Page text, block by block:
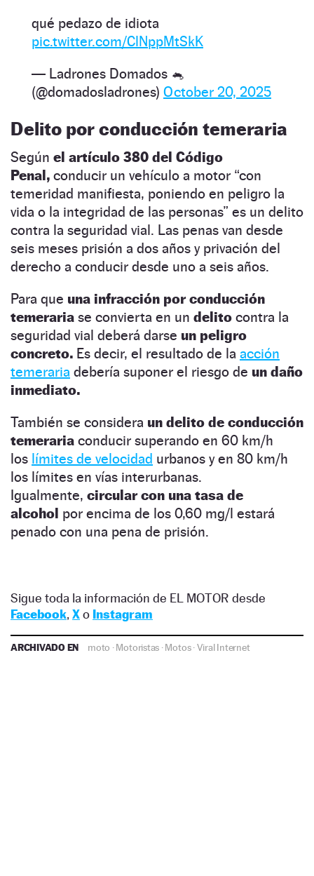
qué pedazo de idiota
pic.twitter.com/ClNppMtSkK
— Ladrones Domados 🐁
(@domadosladrones) October 20, 2025
Delito por conducción temeraria
Según el artículo 380 del Código
Penal, conducir un vehículo a motor “con
temeridad manifiesta, poniendo en peligro la
vida o la integridad de las personas” es un delito
contra la seguridad vial. Las penas van desde
seis meses prisión a dos años y privación del
derecho a conducir desde uno a seis años.
Para que una infracción por conducción
temeraria se convierta en un delito contra la
seguridad vial deberá darse un peligro
concreto. Es decir, el resultado de la acción
temeraria debería suponer el riesgo de un daño
inmediato.
También se considera un delito de conducción
temeraria conducir superando en 60 km/h
los límites de velocidad urbanos y en 80 km/h
los límites en vías interurbanas.
Igualmente, circular con una tasa de
alcohol por encima de los 0,60 mg/l estará
penado con una pena de prisión.
Sigue toda la información de EL MOTOR desde
Facebook, Xo Instagram
ARCHIVADO EN moto ·Motoristas ·Motos·Viral Internet